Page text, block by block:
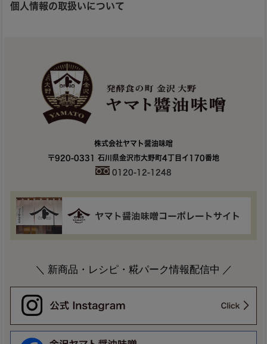
個人情報の取扱いについて
株式会社ヤマト醤油味噌
〒920-0331 石川県金沢市大野町4丁目イ170番地
0120-12-1248
＼ 新商品・レシピ・糀パーク情報配信中 ／